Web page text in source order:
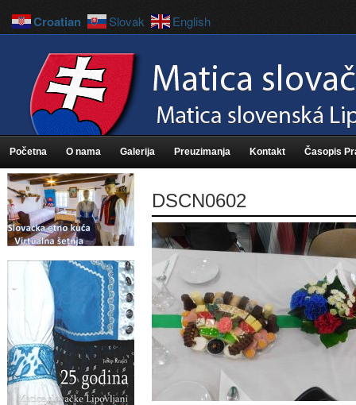
Početna O nama Galerija Preuzimanja Kontakt Časopis
DSCN0602
Croatian Slovak English